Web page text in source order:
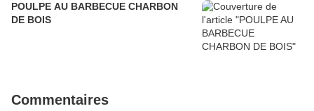
POULPE AU BARBECUE CHARBON
DE BOIS
Commentaires